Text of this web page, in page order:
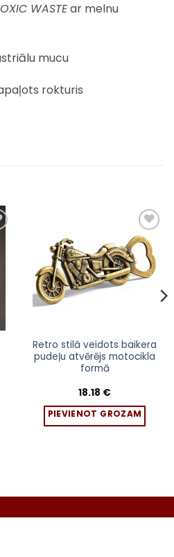
WASTEar melnu
mucu
rokturis
Pievienot
sarakstam
Retro stilā veidots baikera
pudeļu atvērējs motocikla
formā
18.18 €
PIEVIENOT GROZAM